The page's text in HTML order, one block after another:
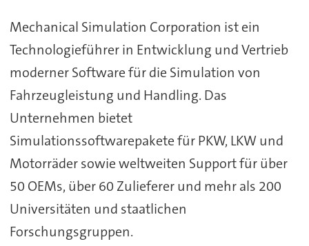
Mechanical Simulation Corporation ist ein
Technologieführer in Entwicklung und Vertrieb
moderner Software für die Simulation von
Fahrzeugleistung und Handling. Das
Unternehmen bietet
Simulationssoftwarepakete für PKW, LKW und
Motorräder sowie weltweiten Support für über
50 OEMs, über 60 Zulieferer und mehr als 200
Universitäten und staatlichen
Forschungsgruppen.